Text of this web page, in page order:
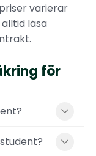
varierar
läsa
för